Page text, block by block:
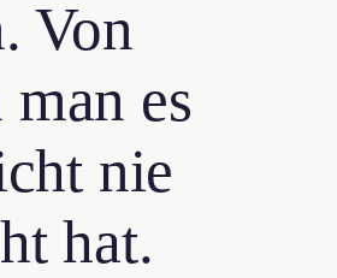
Von
man es
nie
hat.